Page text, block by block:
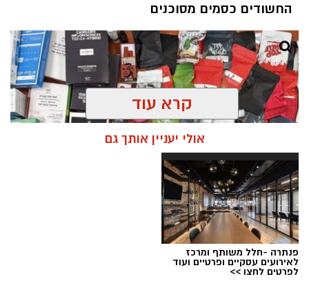
החשודים כסמים מסוכנים
צילום: דוברות המשטרה
מערכת ירושלים נט / 09:11 06.08.26
קרא עוד
אולי יעניין אותך גם
פנתרה -חלל משותף ומרכז
לאירועים עסקיים ופרטיים ועוד
לפרטים לחצו >>